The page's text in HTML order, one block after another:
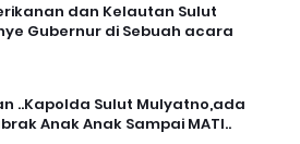
dan Kelautan Sulut
Gubernur di Sebuah acara
..Kapolda Sulut Mulyatno,ada
Anak Anak Sampai MATI..